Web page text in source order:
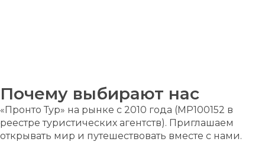
Почему выбирают нас
«Пронто Тур» на рынке с 2010 года (MP100152 в
реестре туристических агентств). Приглашаем
открывать мир и путешествовать вместе с нами.